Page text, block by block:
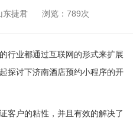
东捷君 浏览： 789次
行业都通过互联网的形式来扩展
探讨下济南酒店预约小程序的开
客户的粘性，并且有效的解决了